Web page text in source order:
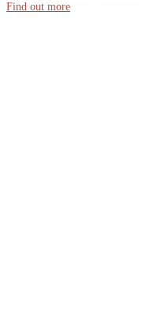
Find out more